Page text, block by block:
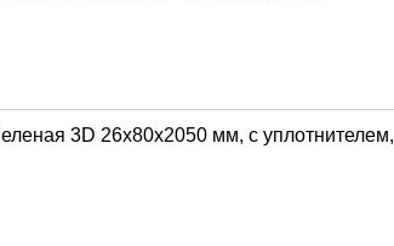
3D 26х80х2050 мм, с уплотнителем,